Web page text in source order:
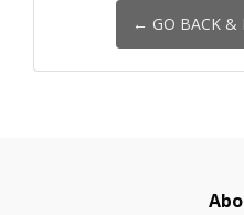
← GO BACK &